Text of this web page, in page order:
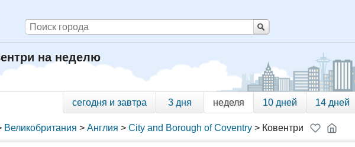
на неделю
сегодня и завтра 3 дня неделя 10 дней 14 дней
Великобритания > Англия > City and Borough of Coventry > Ковентри